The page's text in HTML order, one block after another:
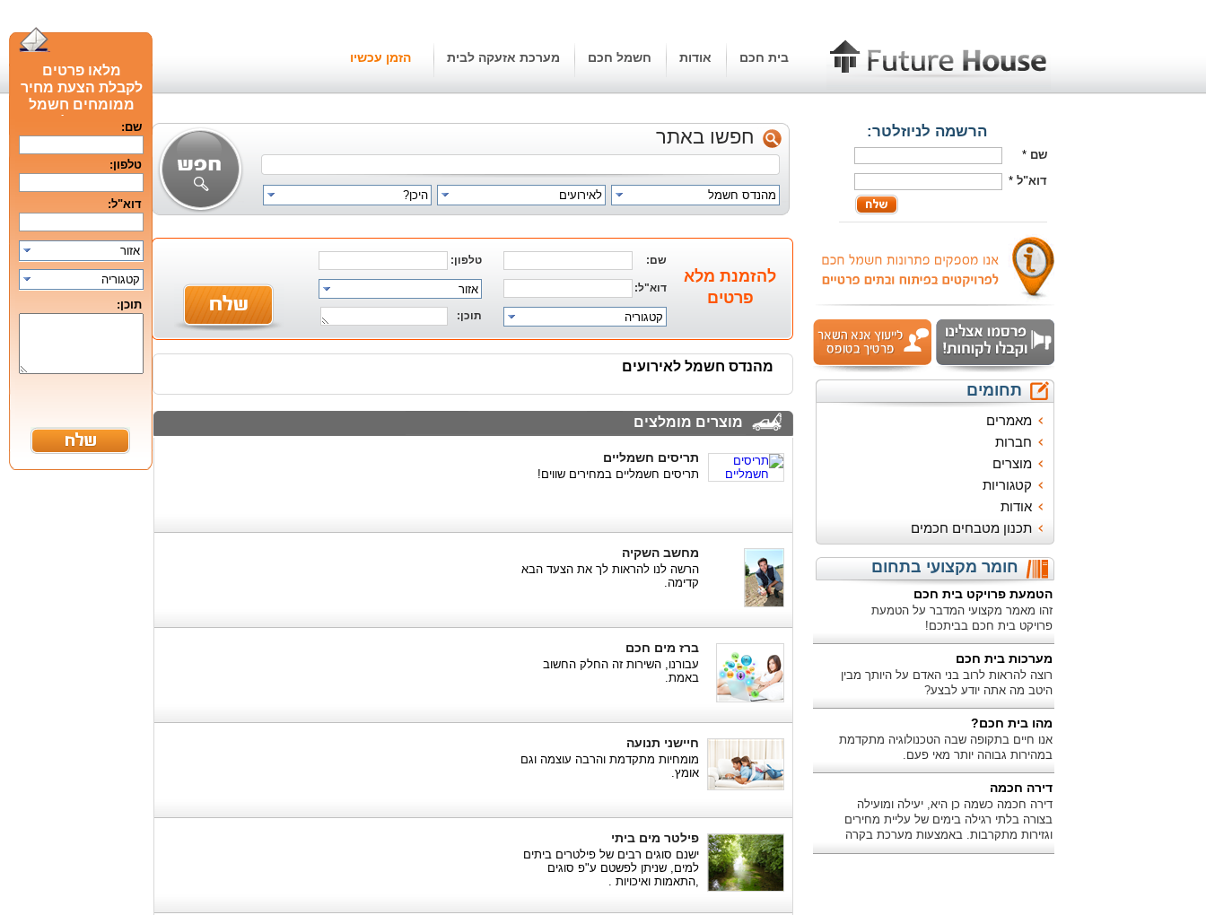
בית חכם אודות חשמל חכם מערכת אזעקה לבית הזמן עכשיו
הרשמה לניוזלטר:
שם *
דוא"ל *
תחומים
מאמרים
חברות
מוצרים
קטגוריות
אודות
תכנון מטבחים חכמים
חומר מקצועי בתחום
הטמעת פרויקט בית חכם
זהו מאמר מקצועי המדבר על הטמעת
פרויקט בית חכם בביתכם!
מערכות בית חכם
רוצה להראות לרוב בני האדם על היותך מבין
היטב מה אתה יודע לבצע?
מהו בית חכם?
אנו חיים בתקופה שבה הטכנולוגיה מתקדמת
במהירות גבוהה יותר מאי פעם.
דירה חכמה
דירה חכמה כשמה כן היא, יעילה ומועילה
בצורה בלתי רגילה בימים של עליית מחירים
וגזירות מתקרבות. באמצעות מערכת בקרה
מתקדמת ניתן לשלוט היטב בהוצאות.
חפשו באתר
מהנדס חשמל לאירועים היכן?
להזמנת מלא
פרטים
שם: טלפון:
דוא"ל: אזור
קטגוריה תוכן:
מהנדס חשמל לאירועים
מוצרים מומלצים
תריסים חשמליים
תריסים חשמליים במחירים שווים!
מחשב השקיה
הרשה לנו להראות לך את הצעד הבא
קדימה.
ברז מים חכם
עבורנו, השירות זה החלק החשוב
באמת.
חיישני תנועה
מומחיות מתקדמת והרבה עוצמה וגם
אומץ.
פילטר מים ביתי
ישנם סוגים רבים של פילטרים ביתים
למים, שניתן לפשטם ע"פ סוגים
,התאמות ואיכויות .
מלאו פרטים
לקבלת הצעת מחיר
ממומחים חשמל
חכם מומלציםשם:
טלפון:
דוא"ל:
אזור
קטגוריה
תוכן: